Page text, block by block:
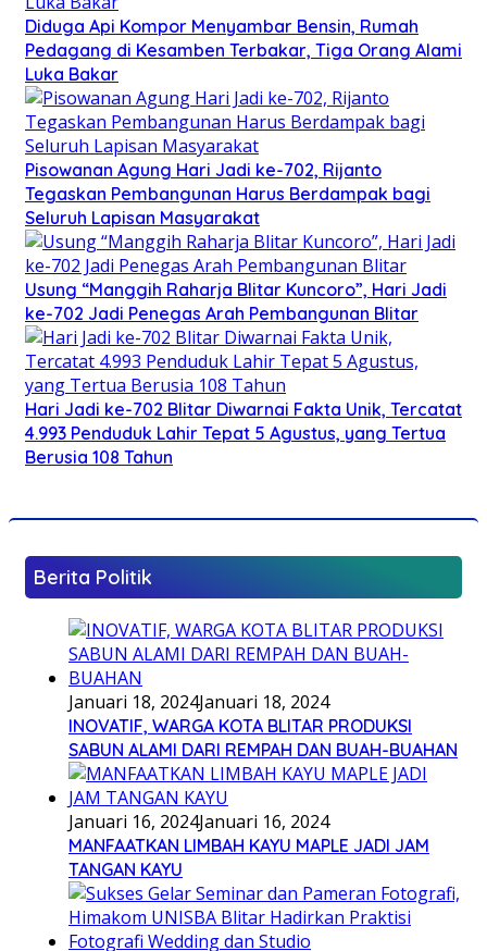
Diduga Api Kompor Menyambar Bensin, Rumah
Pedagang di Kesamben Terbakar, Tiga Orang Alami
Luka Bakar
Pisowanan Agung Hari Jadi ke-702, Rijanto
Tegaskan Pembangunan Harus Berdampak bagi
Seluruh Lapisan Masyarakat
Usung “Manggih Raharja Blitar Kuncoro”, Hari Jadi
ke-702 Jadi Penegas Arah Pembangunan Blitar
Hari Jadi ke-702 Blitar Diwarnai Fakta Unik, Tercatat
4.993 Penduduk Lahir Tepat 5 Agustus, yang Tertua
Berusia 108 Tahun
Berita Politik
Januari 18, 2024Januari 18, 2024
INOVATIF, WARGA KOTA BLITAR PRODUKSI
SABUN ALAMI DARI REMPAH DAN BUAH-BUAHAN
Januari 16, 2024Januari 16, 2024
MANFAATKAN LIMBAH KAYU MAPLE JADI JAM
TANGAN KAYU